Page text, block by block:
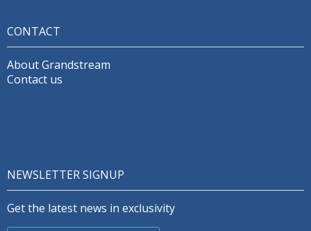
CONTACT
About Grandstream
Contact us
NEWSLETTER SIGNUP
Get the latest news in exclusivity